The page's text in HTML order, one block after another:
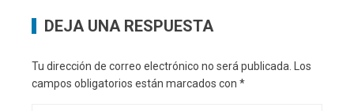
DEJA UNA RESPUESTA
Tu dirección de correo electrónico no será publicada.
Los
campos obligatorios están marcados con *